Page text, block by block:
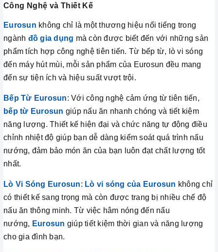
Công Nghệ và Thiết Kế
Eurosun không chỉ là một thương hiệu nổi tiếng trong
ngành đồ gia dụng mà còn được biết đến với những sản
phẩm tích hợp công nghệ tiên tiến. Từ bếp từ, lò vi sóng
đến máy hút mùi, mỗi sản phẩm của Eurosun đều mang
đến sự tiện ích và hiệu suất vượt trội.
Bếp Từ Eurosun: Với công nghệ cảm ứng từ tiên tiến,
bếp từ Eurosun giúp nấu ăn nhanh chóng và tiết kiệm
năng lượng. Thiết kế hiện đại và chức năng tự động điều
chỉnh nhiệt độ giúp bạn dễ dàng kiểm soát quá trình nấu
nướng, đảm bảo món ăn của bạn luôn đạt chất lượng tốt
nhất.
Lò Vi Sóng Eurosun: Lò vi sóng của Eurosun không chỉ
có thiết kế sang trọng mà còn được trang bị nhiều chế độ
nấu ăn thông minh. Từ việc hâm nóng đến nấu
nướng, Eurosun giúp tiết kiệm thời gian và năng lượng
cho gia đình bạn.